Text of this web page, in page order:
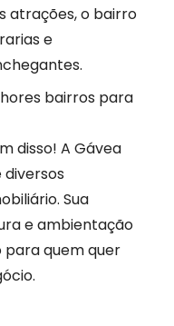
atrações, o bairro
e
bairros para
disso! A Gávea
Sua
e ambientação
quem quer